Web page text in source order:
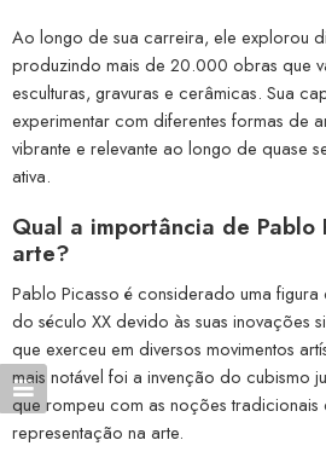
Ao longo de sua carreira, ele explorou
produzindo mais de 20.000 obras que
esculturas, gravuras e cerâmicas. Sua
experimentar com diferentes formas de
vibrante e relevante ao longo de quase
ativa.
Qual a importância de Pablo
arte?
Pablo Picasso é considerado uma figura
do século XX devido às suas inovações
que exerceu em diversos movimentos
mais notável foi a invenção do cubismo
que rompeu com as noções tradicionais
representação na arte.